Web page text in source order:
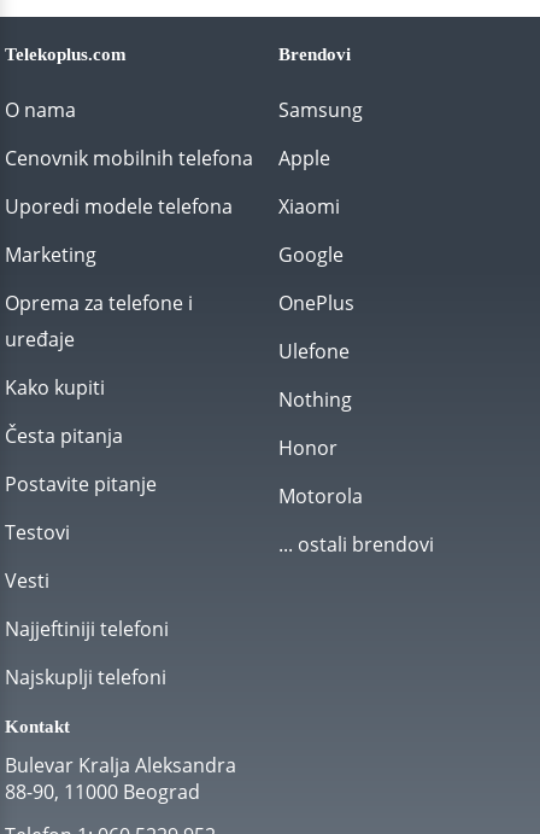
Telekoplus.com
O nama
Cenovnik mobilnih telefona
Uporedi modele telefona
Marketing
Oprema za telefone i
uređaje
Kako kupiti
Česta pitanja
Postavite pitanje
Testovi
Vesti
Najjeftiniji telefoni
Najskuplji telefoni
Brendovi
Samsung
Apple
Xiaomi
Google
OnePlus
Ulefone
Nothing
Honor
Motorola
... ostali brendovi
Kontakt
Bulevar Kralja Aleksandra
88-90, 11000 Beograd